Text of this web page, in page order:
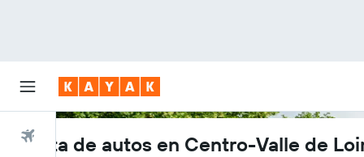
Vuelos
Renta de autos en Centro-Valle de